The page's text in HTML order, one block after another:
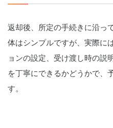
返却後、所定の手続きに沿っ
体はシンプルですが、実際に
ョンの設定、受け渡し時の説
を丁寧にできるかどうかで、
す。